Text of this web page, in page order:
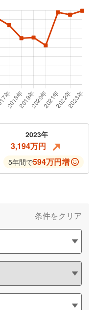
2023年
3,194万円
5年間で594万円増
条件をクリア